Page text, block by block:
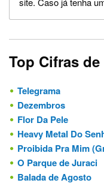
Top Cifras
Telegrama
Dezembros
Flor Da Pele
Heavy Metal Do
Proibida Pra Mim
O Parque de Juraci
Balada de Agosto